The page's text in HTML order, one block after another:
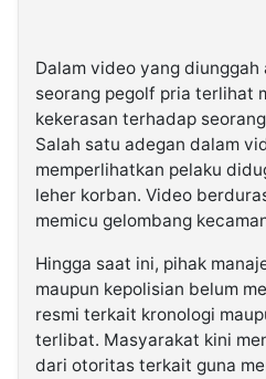
Dalam video yang diunggah
seorang pegolf pria terlihat
kekerasan terhadap seorang
Salah satu adegan dalam
memperlihatkan pelaku
leher korban. Video
memicu gelombang
Hingga saat ini, pihak
maupun kepolisian belum
resmi terkait kronologi
terlibat. Masyarakat kini
dari otoritas terkait guna